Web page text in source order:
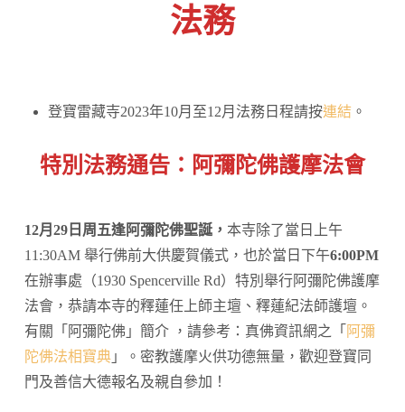
法務
登寶雷藏寺2023年10月至12月法務日程請按連結 。
特別法務通告： 阿彌陀佛護摩法會
12月29日周五逢阿彌陀佛聖誕， 本寺除了當日上午
11:30AM 舉行佛前大供慶賀儀式，也於當日下午6:00PM
在辦事處（1930 Spencerville Rd）特別舉行阿彌陀佛護摩
法會，恭請本寺的釋蓮任上師主壇、釋蓮紀法師護壇。
有關「阿彌陀佛」簡介 ，請參考：真佛資訊網之「 阿彌
陀佛法相寶典」。密教護摩火供功德無量，歡迎登寶同
門及善信大德報名及親自參加！